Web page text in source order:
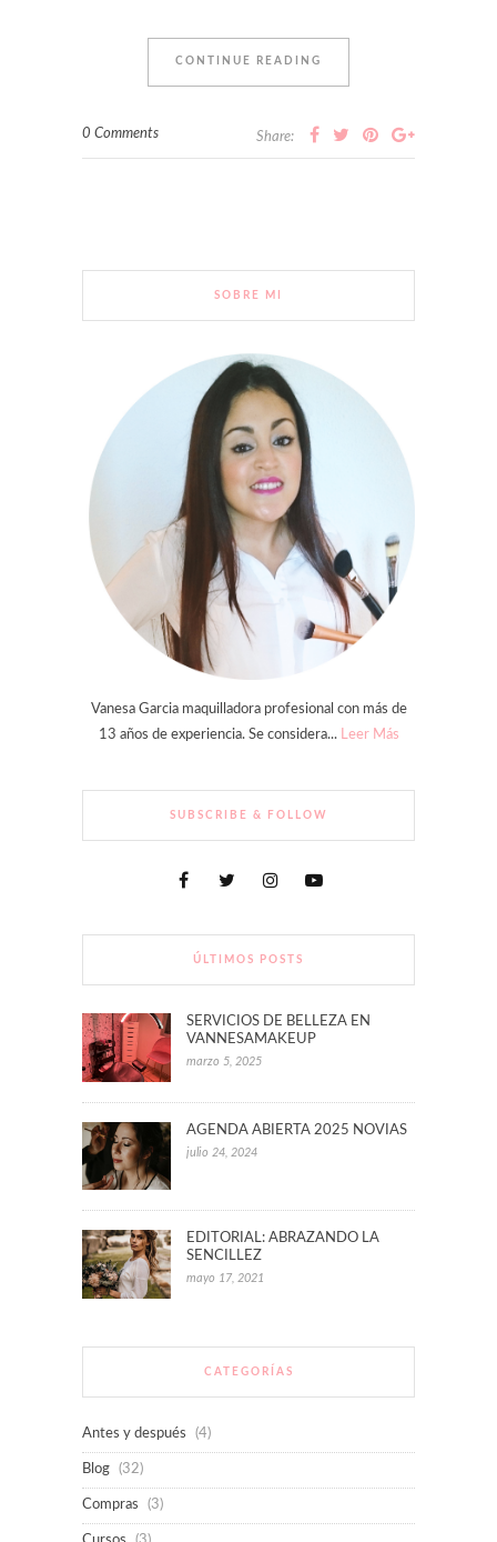
CONTINUE READING
0 Comments Share:
SOBRE MI
Vanesa Garcia maquilladora profesional con más de
13 años de experiencia. Se considera... Leer Más
SUBSCRIBE & FOLLOW
ÚLTIMOS POSTS
SERVICIOS DE BELLEZA EN
VANNESAMAKEUP
marzo 5, 2025
AGENDA ABIERTA 2025 NOVIAS
julio 24, 2024
EDITORIAL: ABRAZANDO LA
SENCILLEZ
mayo 17, 2021
CATEGORÍAS
Antes y después (4)
Blog (32)
Compras (3)